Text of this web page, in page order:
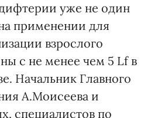
уже не один
применении для
взрослого
с не менее чем 5 Lf в
Начальник Главного
А.Моисеева и
специалистов по